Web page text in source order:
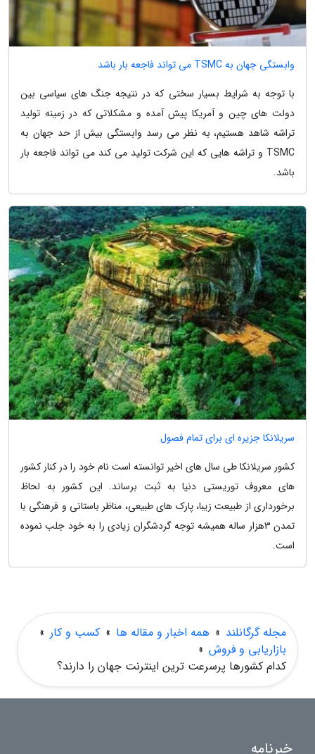
وابستگی جهان به TSMC می تواند فاجعه بار باشد
با توجه به شرایط بسیار سختی که در نتیجه جنگ های سیاسی بین
دولت های چین و آمریکا پیش آمده و مشکلاتی که در زمینه تولید
تراشه شاهد هستیم، به نظر می رسد وابستگی بیش از حد جهان به
TSMC و تراشه هایی که این شرکت تولید می کند می تواند فاجعه بار
باشد.
سریلانکا جزیره ای برای تمام فصول
کشور سریلانکا طی سال های اخیر توانسته است نام خود را در کنار کشور
های معروف توریستی دنیا به ثبت برساند. این کشور به لحاظ
برخورداری از طبیعت زیبا، پارک های طبیعی، مناظر باستانی و فرهنگی با
تمدن 3‬هزار ساله همیشه توجه گردشگران زیادی را به خود جلب نموده
است.
مجله گرگانلند » همه اخبار و مقاله ها » کسب و کار »
بازاریابی و فروش »
کدام کشورها پرسرعت ترین اینترنت جهان را دارند؟
خبرنامه